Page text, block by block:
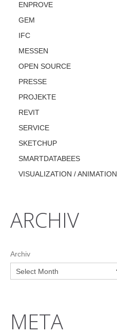
ENPROVE
GEM
IFC
MESSEN
OPEN SOURCE
PRESSE
PROJEKTE
REVIT
SERVICE
SKETCHUP
SMARTDATABEES
VISUALIZATION / ANIMATION
ARCHIV
Archiv
META